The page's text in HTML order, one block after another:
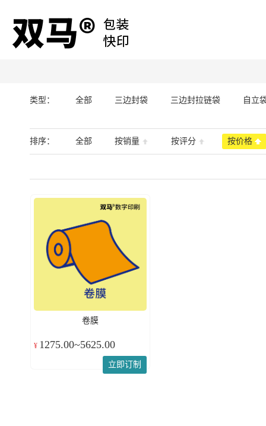
类型： 全部 三边封袋 三边封拉链袋 自立
排序： 全部 按销量 按评分 按价格
卷膜
¥ 1275.00~5625.00
立即订制